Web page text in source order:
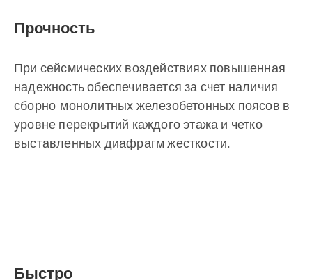
Прочность
При сейсмических воздействиях повышенная
надежность обеспечивается за счет наличия
сборно-монолитных железобетонных поясов в
уровне перекрытий каждого этажа и четко
выставленных диафрагм жесткости.
Быстро